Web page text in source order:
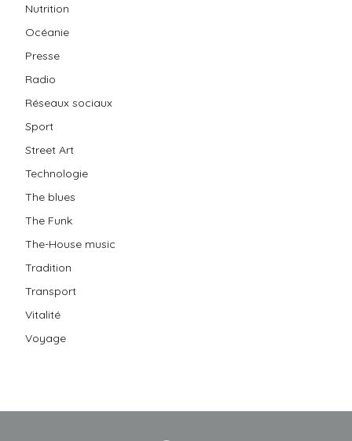
Nutrition
Océanie
Presse
Radio
Réseaux sociaux
Sport
Street Art
Technologie
The blues
The Funk
The-House music
Tradition
Transport
Vitalité
Voyage